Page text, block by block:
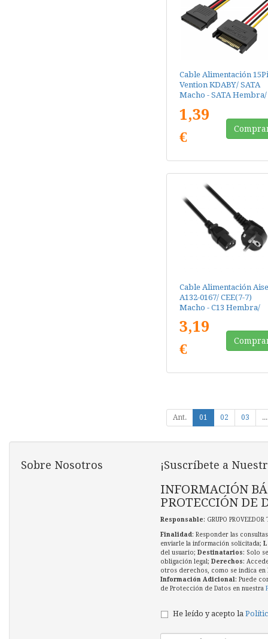
Cable Alimentación
Vention KDABY/ SATA
Macho - SATA Hembra/
1,39
€
Cable Alimentación
A132-0167/ CEE(7-7)
Macho - C13 Hembra/
3,19
€
Ant. 01 02 03 ...
Sobre Nosotros ¡Suscríbete a
INFORMACIÓN
PROTECCIÓN DE
Responsable: GRUPO
Finalidad: Responder las
enviarle la información solicitada;
del usuario; Destinatarios: Solo
obligación legal; Derechos:
otros derechos, como se indica en
Información Adicional: Puede
de Protección de Datos en nuestra
He leído y acepto la